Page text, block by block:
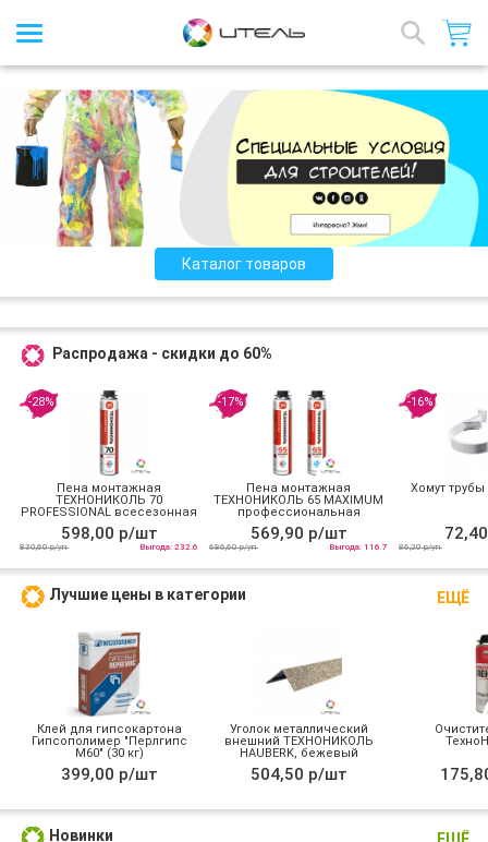
Каталог товаров
Распродажа - скидки до 60%
-28%
Пена монтажная
ТЕХНОНИКОЛЬ 70
PROFESSIONAL всесезонная
598,00 р/шт
830,60 р/уп Выгода: 232.6
-17%
Пена монтажная
ТЕХНОНИКОЛЬ 65 MAXIMUM
профессиональная
всесезонная
569,90 р/шт
686,60 р/уп Выгода: 116.7
-16%
Хомут трубы
86,20 р/уп
ЕЩЁ
Лучшие цены в категории
Клей для гипсокартона
Гипсополимер "Перлгипс
М60" (30 кг)
399,00 р/шт
Уголок металлический
внешний ТЕХНОНИКОЛЬ
HAUBERK, бежевый
504,50 р/шт
Новинки